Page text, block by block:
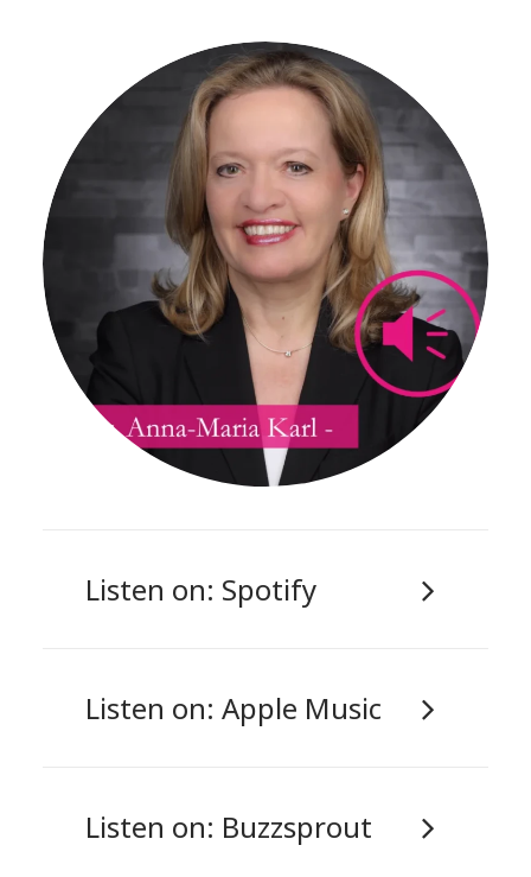
Listen on: Spotify
Listen on: Apple Music
Listen on: Buzzsprout